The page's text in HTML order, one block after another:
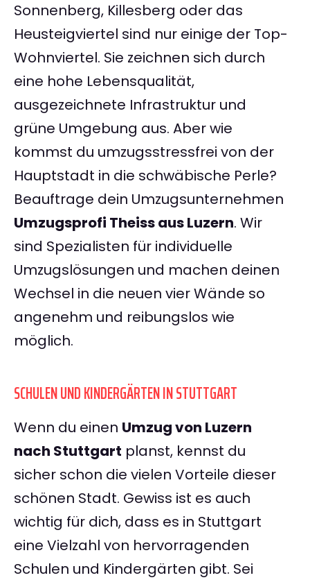
Sonnenberg, Killesberg oder das
Heusteigviertel sind nur einige der Top-
Wohnviertel. Sie zeichnen sich durch
eine hohe Lebensqualität,
ausgezeichnete Infrastruktur und
grüne Umgebung aus. Aber wie
kommst du umzugsstressfrei von der
Hauptstadt in die schwäbische Perle?
Beauftrage dein Umzugsunternehmen
Umzugsprofi Theiss aus Luzern. Wir
sind Spezialisten für individuelle
Umzugslösungen und machen deinen
Wechsel in die neuen vier Wände so
angenehm und reibungslos wie
möglich.
SCHULEN UND KINDERGÄRTEN IN STUTTGART
Wenn du einen Umzug von Luzern
nach Stuttgart planst, kennst du
sicher schon die vielen Vorteile dieser
schönen Stadt. Gewiss ist es auch
wichtig für dich, dass es in Stuttgart
eine Vielzahl von hervorragenden
Schulen und Kindergärten gibt. Sei